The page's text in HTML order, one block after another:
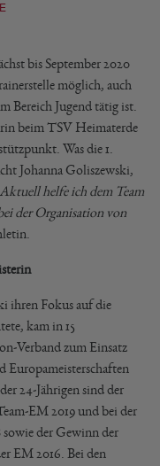
bis September 2020
möglich, auch
Bereich Jugend tätig ist.
beim TSV Heimaterde
Was die 1.
Johanna Goliszewski,
helfe ich dem Team
der Organisation von
ihren Fokus auf die
kam in 15
Verband zum Einsatz
Europameisterschaften
24-Jährigen sind der
EM 2019 und bei der
der Gewinn der
EM 2016. Bei den